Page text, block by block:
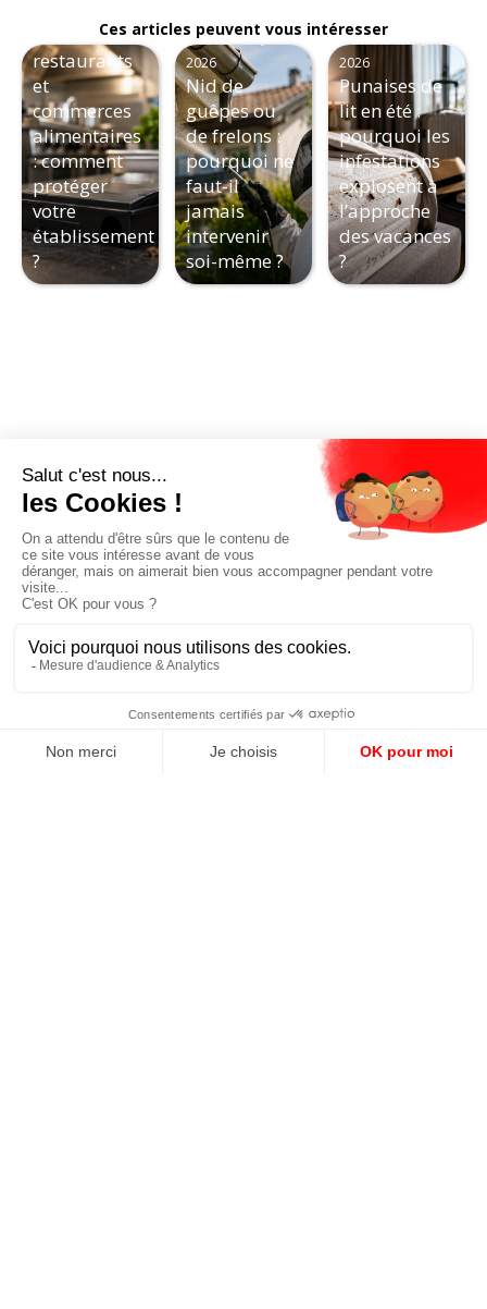
Ces articles peuvent vous intéresser
dans les
restaurants
et
commerces
alimentaires
: comment
protéger
votre
établissement
?
mercredi 8 juillet
2026
Nid de
guêpes ou
de frelons :
pourquoi ne
faut-il
jamais
intervenir
soi-même ?
mercredi 10 juin
2026
Punaises de
lit en été :
pourquoi les
infestations
explosent à
l’approche
des vacances
?